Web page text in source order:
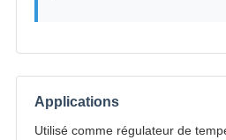
Applications
Utilisé comme régulateur de